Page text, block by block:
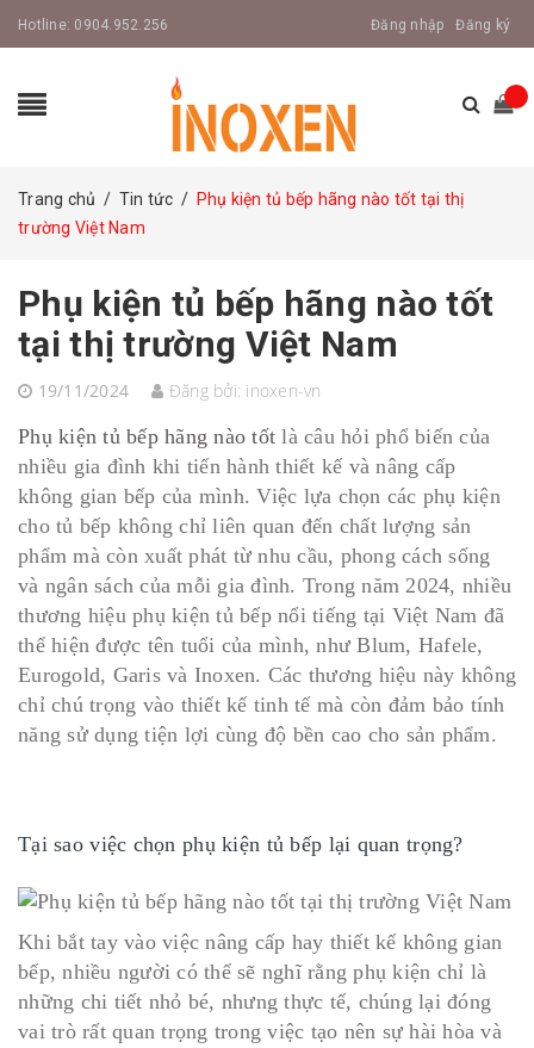
Hotline: 0904.952.256 Đăng nhập Đăng ký
Trang chủ / Tin tức / Phụ kiện tủ bếp hãng nào tốt tại thị
trường Việt Nam
Phụ kiện tủ bếp hãng nào tốt
tại thị trường Việt Nam
19/11/2024 Đăng bởi: inoxen-vn
Phụ kiện tủ bếp hãng nào tốt là câu hỏi phổ biến của
nhiều gia đình khi tiến hành thiết kế và nâng cấp
không gian bếp của mình. Việc lựa chọn các phụ kiện
cho tủ bếp không chỉ liên quan đến chất lượng sản
phẩm mà còn xuất phát từ nhu cầu, phong cách sống
và ngân sách của mỗi gia đình. Trong năm 2024, nhiều
thương hiệu phụ kiện tủ bếp nổi tiếng tại Việt Nam đã
thể hiện được tên tuổi của mình, như Blum, Hafele,
Eurogold, Garis và Inoxen. Các thương hiệu này không
chỉ chú trọng vào thiết kế tinh tế mà còn đảm bảo tính
năng sử dụng tiện lợi cùng độ bền cao cho sản phẩm.
Tại sao việc chọn phụ kiện tủ bếp lại quan trọng?
Khi bắt tay vào việc nâng cấp hay thiết kế không gian
bếp, nhiều người có thể sẽ nghĩ rằng phụ kiện chỉ là
những chi tiết nhỏ bé, nhưng thực tế, chúng lại đóng
vai trò rất quan trọng trong việc tạo nên sự hài hòa và